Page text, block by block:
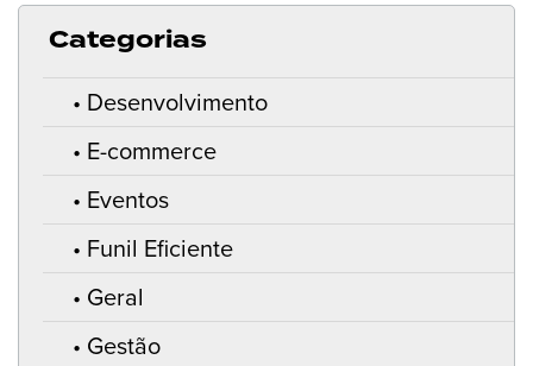
Categorias
Desenvolvimento
E-commerce
Eventos
Funil Eficiente
Geral
Gestão